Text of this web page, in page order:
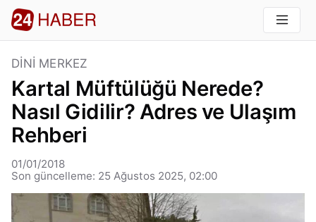
DINI MERKEZ
Kartal Müftülüğü Nerede?
Nasıl Gidilir? Adres ve Ulaşım
Rehberi
01/01/2018
Son güncelleme: 25 Ağustos 2025, 02:00